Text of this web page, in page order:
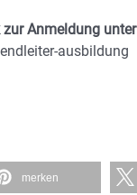
Anmeldung unter
ausbildung
merken